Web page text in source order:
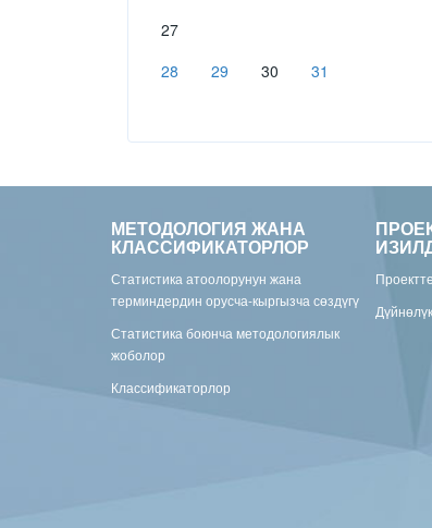
27
28
29 30 31
МЕТОДОЛОГИЯ ЖАНА
КЛАССИФИКАТОРЛОР
Статистика атоолорунун жана
терминдердин орусча-кыргызча сөздүгү
Статистика боюнча методологиялык
жоболор
Классификаторлор